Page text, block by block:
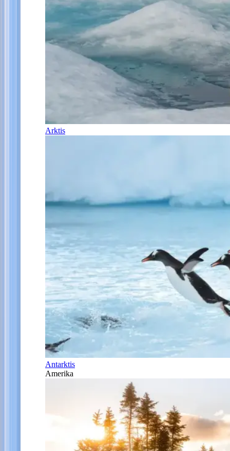
Arktis
Antarktis
Amerika